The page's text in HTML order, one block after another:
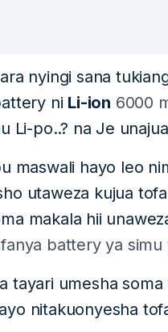
nyingi sana
ni Li-ion 6000
Li-po..? na Je
maswali hayo leo
utaweza kujua
makala hii
battery ya
tayari umesha
nitakuonyesha